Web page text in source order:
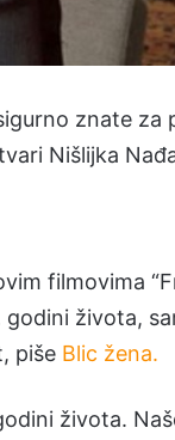
znate za
Nišlijka
filmovima
godini života,
piše Blic žena.
života.